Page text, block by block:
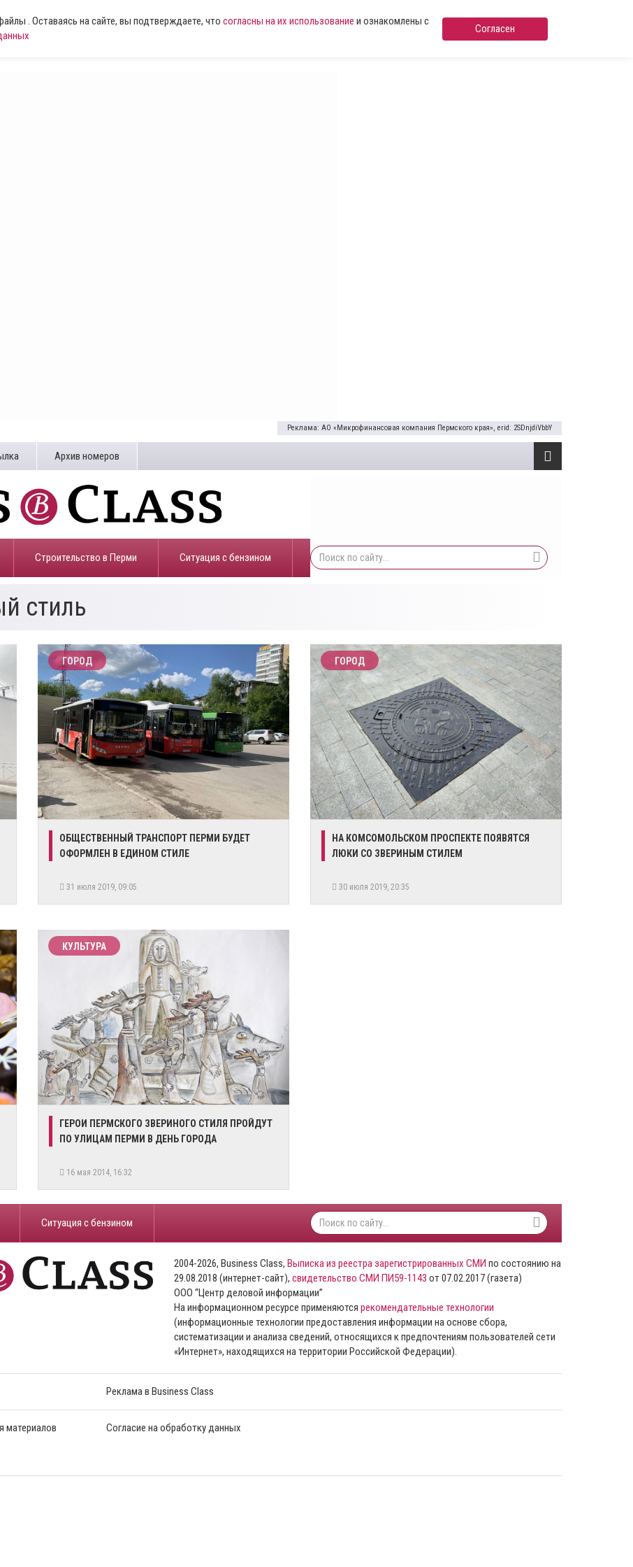
. Оставаясь на сайте, вы подтверждаете, что согласны на их использование и ознакомлены с
Согласен
Реклама: АО «Микрофинансовая компания Пермского края», erid: 2SDnjdiVbbY
Архив номеров
Строительство в Перми ​Ситуация с бензином
стиль
ГОРОД
ОБЩЕСТВЕННЫЙ ТРАНСПОРТ ПЕРМИ БУДЕТ
ОФОРМЛЕН В ЕДИНОМ СТИЛЕ
31 июля 2019, 09:05
ГОРОД
НА КОМСОМОЛЬСКОМ ПРОСПЕКТЕ ПОЯВЯТСЯ
ЛЮКИ СО ЗВЕРИНЫМ СТИЛЕМ
30 июля 2019, 20:35
КУЛЬТУРА
ГЕРОИ ПЕРМСКОГО ЗВЕРИНОГО СТИЛЯ ПРОЙДУТ
ПО УЛИЦАМ ПЕРМИ В ДЕНЬ ГОРОДА
16 мая 2014, 16:32
​Ситуация с бензином
2004-2026, Business Class, Выписка из реестра зарегистрированных СМИ по состоянию на
29.08.2018 (интернет-сайт), свидетельство СМИ ПИ59-1143 от 07.02.2017 (газета)
ООО “Центр деловой информации”
На информационном ресурсе применяются рекомендательные технологии
(информационные технологии предоставления информации на основе сбора,
систематизации и анализа сведений, относящихся к предпочтениям пользователей сети
«Интернет», находящихся на территории Российской Федерации).
Реклама в Business Class
материалов Согласие на обработку данных